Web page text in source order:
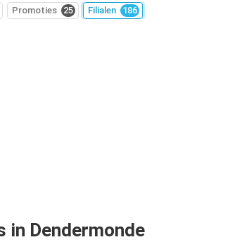
Promoties 25 Filialen 186
in Dendermonde